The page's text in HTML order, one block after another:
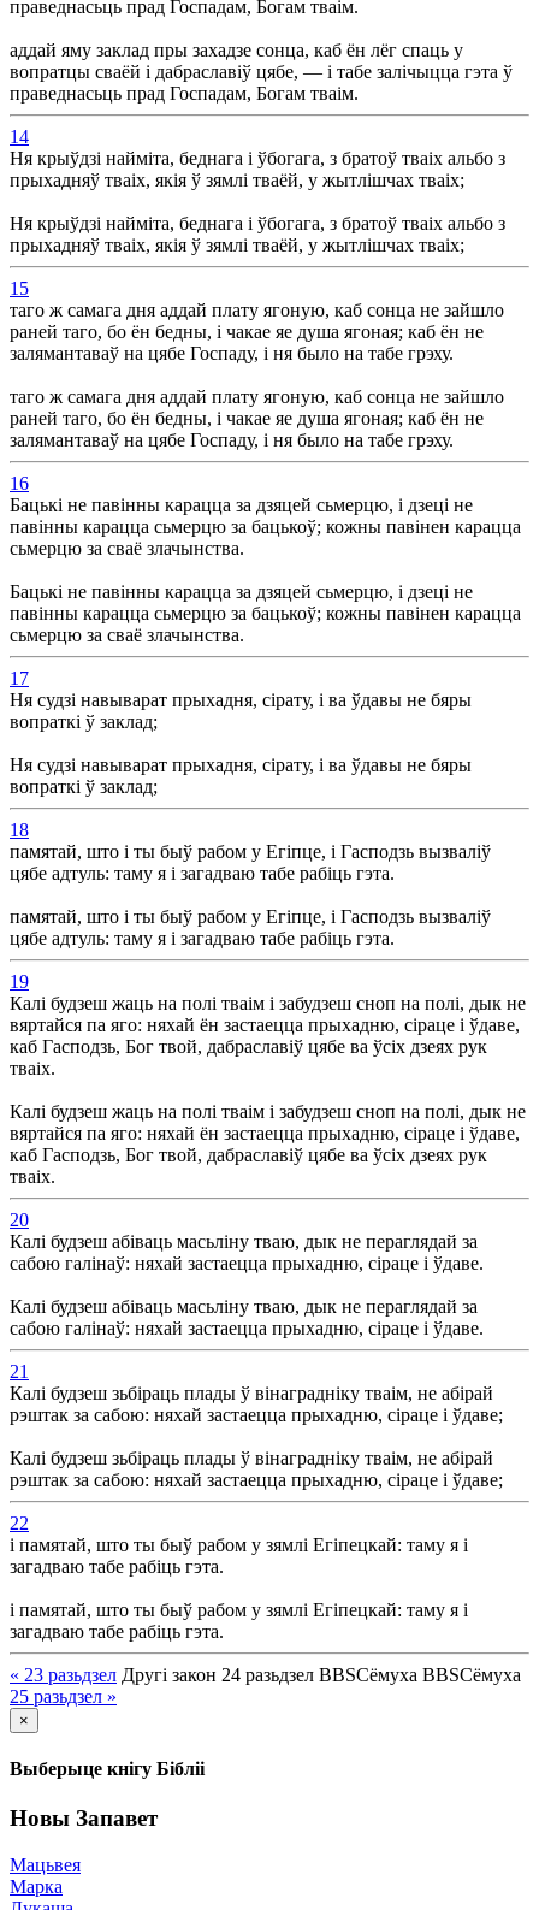
праведнасьць прад Госпадам, Богам тваім.
аддай яму заклад пры захадзе сонца, каб ён лёг спаць у
вопратцы сваёй і дабраславіў цябе, — і табе залічыцца гэта ў
праведнасьць прад Госпадам, Богам тваім.
14
Ня крыўдзі найміта, беднага і ўбогага, з братоў тваіх альбо з
прыхадняў тваіх, якія ў зямлі тваёй, у жытлішчах тваіх;
Ня крыўдзі найміта, беднага і ўбогага, з братоў тваіх альбо з
прыхадняў тваіх, якія ў зямлі тваёй, у жытлішчах тваіх;
15
таго ж самага дня аддай плату ягоную, каб сонца не зайшло
раней таго, бо ён бедны, і чакае яе душа ягоная; каб ён не
залямантаваў на цябе Госпаду, і ня было на табе грэху.
таго ж самага дня аддай плату ягоную, каб сонца не зайшло
раней таго, бо ён бедны, і чакае яе душа ягоная; каб ён не
залямантаваў на цябе Госпаду, і ня было на табе грэху.
16
Бацькі не павінны карацца за дзяцей сьмерцю, і дзеці не
павінны карацца сьмерцю за бацькоў; кожны павінен карацца
сьмерцю за сваё злачынства.
Бацькі не павінны карацца за дзяцей сьмерцю, і дзеці не
павінны карацца сьмерцю за бацькоў; кожны павінен карацца
сьмерцю за сваё злачынства.
17
Ня судзі навыварат прыхадня, сірату, і ва ўдавы не бяры
вопраткі ў заклад;
Ня судзі навыварат прыхадня, сірату, і ва ўдавы не бяры
вопраткі ў заклад;
18
памятай, што і ты быў рабом у Егіпце, і Гасподзь вызваліў
цябе адтуль: таму я і загадваю табе рабіць гэта.
памятай, што і ты быў рабом у Егіпце, і Гасподзь вызваліў
цябе адтуль: таму я і загадваю табе рабіць гэта.
19
Калі будзеш жаць на полі тваім і забудзеш сноп на полі, дык не
вяртайся па яго: няхай ён застаецца прыхадню, сіраце і ўдаве,
каб Гасподзь, Бог твой, дабраславіў цябе ва ўсіх дзеях рук
тваіх.
Калі будзеш жаць на полі тваім і забудзеш сноп на полі, дык не
вяртайся па яго: няхай ён застаецца прыхадню, сіраце і ўдаве,
каб Гасподзь, Бог твой, дабраславіў цябе ва ўсіх дзеях рук
тваіх.
20
Калі будзеш абіваць масьліну тваю, дык не пераглядай за
сабою галінаў: няхай застаецца прыхадню, сіраце і ўдаве.
Калі будзеш абіваць масьліну тваю, дык не пераглядай за
сабою галінаў: няхай застаецца прыхадню, сіраце і ўдаве.
21
Калі будзеш зьбіраць плады ў вінаградніку тваім, не абірай
рэштак за сабою: няхай застаецца прыхадню, сіраце і ўдаве;
Калі будзеш зьбіраць плады ў вінаградніку тваім, не абірай
рэштак за сабою: няхай застаецца прыхадню, сіраце і ўдаве;
22
і памятай, што ты быў рабом у зямлі Егіпецкай: таму я і
загадваю табе рабіць гэта.
і памятай, што ты быў рабом у зямлі Егіпецкай: таму я і
загадваю табе рабіць гэта.
« 23 разьдзел Другі закон 24 разьдзел BBSСёмуха BBSСёмуха
25 разьдзел »
×
Выберыце кнігу Бібліі
Новы Запавет
Мацьвея
Марка